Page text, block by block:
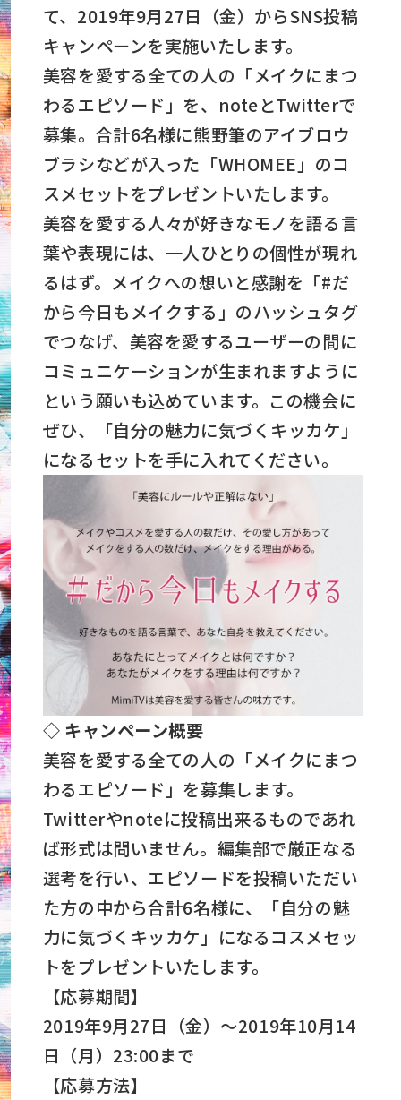
て、2019年9月27日（金）からSNS投稿
キャンペーンを実施いたします。
美容を愛する全ての人の「メイクにまつ
わるエピソード」を、noteとTwitterで
募集。合計6名様に熊野筆のアイブロウ
ブラシなどが入った「WHOMEE」のコ
スメセットをプレゼントいたします。
美容を愛する人々が好きなモノを語る言
葉や表現には、一人ひとりの個性が現れ
るはず。メイクへの想いと感謝を「#だ
から今日もメイクする」のハッシュタグ
でつなげ、美容を愛するユーザーの間に
コミュニケーションが生まれますように
という願いも込めています。この機会に
ぜひ、「自分の魅力に気づくキッカケ」
になるセットを手に入れてください。
◇ キャンペーン概要
美容を愛する全ての人の「メイクにまつ
わるエピソード」を募集します。
Twitterやnoteに投稿出来るものであれ
ば形式は問いません。編集部で厳正なる
選考を行い、エピソードを投稿いただい
た方の中から合計6名様に、「自分の魅
力に気づくキッカケ」になるコスメセッ
トをプレゼントいたします。
【応募期間】
2019年9月27日（金）～2019年10月14
日（月）23:00まで
【応募方法】